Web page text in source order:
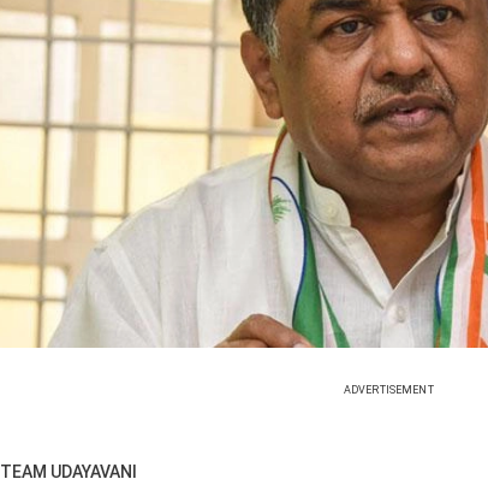
ADVERTISEMENT
TEAM UDAYAVANI